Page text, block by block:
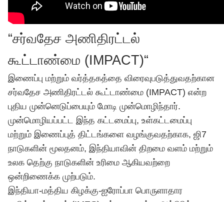
“சர்வதேச அணிதிரட்டல்
கூட்டாண்மை (IMPACT)“
இணைப்பு மற்றும் வர்த்தகத்தை விரைவுபடுத்துவதற்கான
சர்வதேச அணிதிரட்டல் கூட்டாண்மை (IMPACT) என்ற
புதிய முன்னெடுப்பையும் மோடி முன்மொழிந்தார்.
முன்மொழியப்பட்ட இந்த கட்டமைப்பு, உள்கட்டமைப்பு
மற்றும் இணைப்புத் திட்டங்களை வழங்குவதற்காக, ஜி7
நாடுகளின் மூலதனம், இந்தியாவின் திறமை வளம் மற்றும்
உலக தெற்கு நாடுகளின் உரிமை ஆகியவற்றை
ஒன்றிணைக்க முற்படும்.
இந்தியா-மத்திய கிழக்கு-ஐரோப்பா பொருளாதார